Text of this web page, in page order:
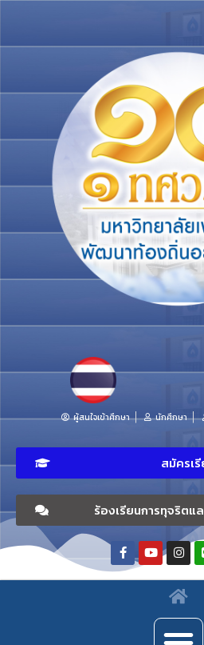
ผู้สนใจเข้าศึกษา นักศึกษา
สมัครเ
ร้องเรียนการทุจริตแ